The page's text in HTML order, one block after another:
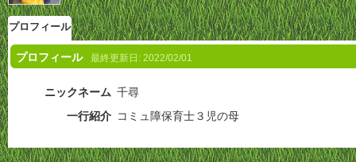
プロフィール
プロフィール 最終更新日: 2022/02/01
ニックネーム 千尋
一行紹介 コミュ障保育士３児の母